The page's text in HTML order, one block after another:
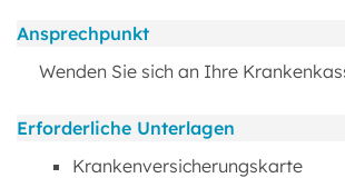
Ansprechpunkt
Wenden Sie sich an Ihre
Erforderliche Unterlagen
Krankenversicherungskarte